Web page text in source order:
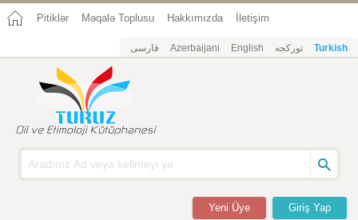
Pitiklər Məqalə Toplusu Hakkımızda İletişim
فارسی Azerbaijani English تورکجه Turkish
Giriş Yap
Yeni Üye